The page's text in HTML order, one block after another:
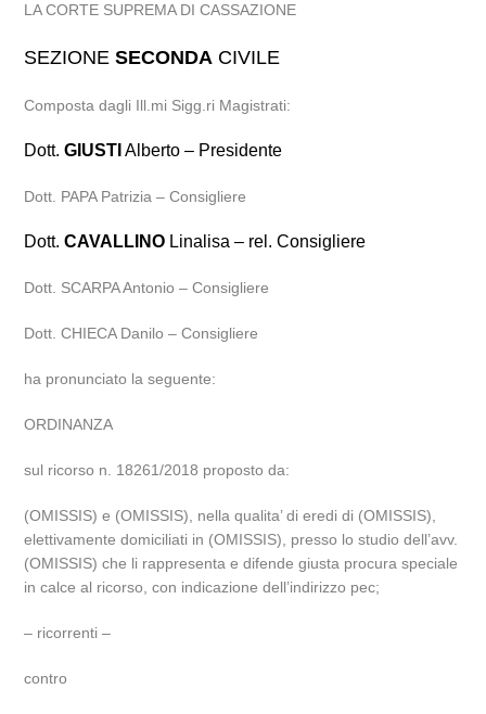
LA CORTE SUPREMA DI CASSAZIONE
SEZIONESECONDA CIVILE
Composta dagli Ill.mi Sigg.ri Magistrati:
Dott.GIUSTI Alberto – Presidente
Dott. PAPA Patrizia – Consigliere
Dott.CAVALLINO Linalisa – rel. Consigliere
Dott. SCARPA Antonio – Consigliere
Dott. CHIECA Danilo – Consigliere
ha pronunciato la seguente:
ORDINANZA
sul ricorso n. 18261/2018 proposto da:
(OMISSIS) e (OMISSIS), nella qualita’ di eredi di (OMISSIS),
elettivamente domiciliati in (OMISSIS), presso lo studio dell’avv.
(OMISSIS) che li rappresenta e difende giusta procura speciale
in calce al ricorso, con indicazione dell’indirizzo pec;
– ricorrenti –
contro